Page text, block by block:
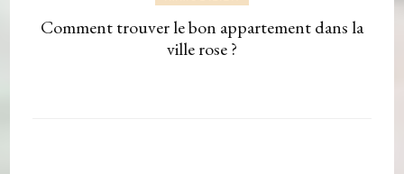
Comment trouver le bon appartement dans la
ville rose ?